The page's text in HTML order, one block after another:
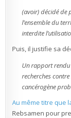
(avoir) décidé de
l’ensemble du
interdite
Puis, il justifie sa
Un rapport rendu
recherches
cancérogène
Au même titre que
Rebsamen pour